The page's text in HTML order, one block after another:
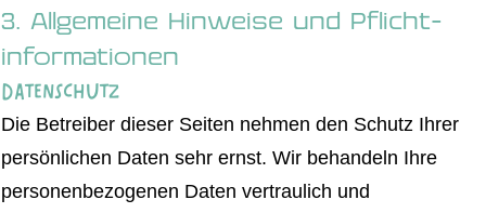
3. Allgemeine Hinweise und Pflicht­
informationen
Datenschutz
Die Betreiber dieser Seiten nehmen den Schutz Ihrer
persönlichen Daten sehr ernst. Wir behandeln Ihre
personenbezogenen Daten vertraulich und